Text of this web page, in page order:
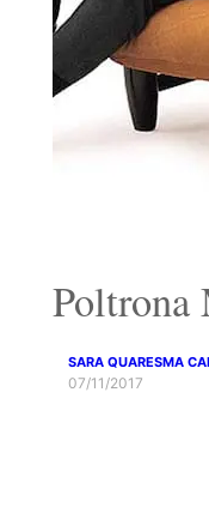
Poltrona
SARA QUARESMA
07/11/2017